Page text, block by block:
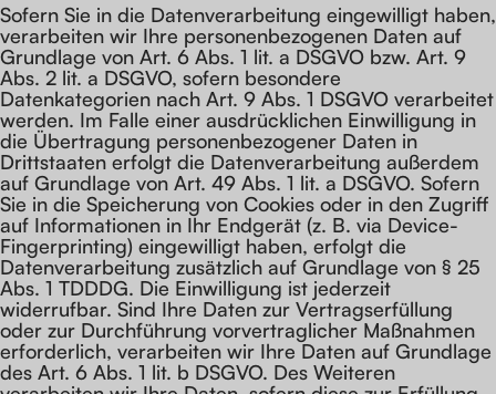
Sofern Sie in die Datenverarbeitung eingewilligt haben,
verarbeiten wir Ihre personenbezogenen Daten auf
Grundlage von Art. 6 Abs. 1 lit. a DSGVO bzw. Art. 9
Abs. 2 lit. a DSGVO, sofern besondere
Datenkategorien nach Art. 9 Abs. 1 DSGVO verarbeitet
werden. Im Falle einer ausdrücklichen Einwilligung in
die Übertragung personenbezogener Daten in
Drittstaaten erfolgt die Datenverarbeitung außerdem
auf Grundlage von Art. 49 Abs. 1 lit. a DSGVO. Sofern
Sie in die Speicherung von Cookies oder in den Zugriff
auf Informationen in Ihr Endgerät (z. B. via Device-
Fingerprinting) eingewilligt haben, erfolgt die
Datenverarbeitung zusätzlich auf Grundlage von § 25
Abs. 1 TDDDG. Die Einwilligung ist jederzeit
widerrufbar. Sind Ihre Daten zur Vertragserfüllung
oder zur Durchführung vorvertraglicher Maßnahmen
erforderlich, verarbeiten wir Ihre Daten auf Grundlage
des Art. 6 Abs. 1 lit. b DSGVO. Des Weiteren